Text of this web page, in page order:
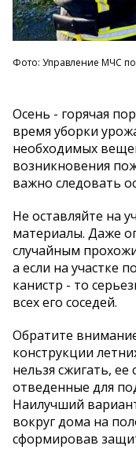
Фото: Управление МЧС
Осень - горячая
время уборки
необходимых
возникновения
важно следовать
Не оставляйте на
материалы. Даже
случайным
а если на участке
канистр - то
всех его соседей.
Обратите
конструкции
нельзя сжигать,
отведенные для
Наилучший
вокруг дома на
сформировав